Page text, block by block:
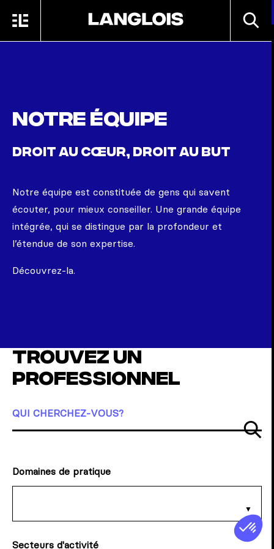
MENU
Notre équipe
DROIT AU CŒUR, DROIT AU BUT
Notre équipe est constituée de gens qui savent
écouter, pour mieux conseiller. Une grande équipe
intégrée, qui se distingue par la profondeur et
l’étendue de son expertise.
Découvrez-la.
Trouvez un
professionnel
QUI CHERCHEZ-VOUS?
Domaines de pratique
Secteurs d'activité